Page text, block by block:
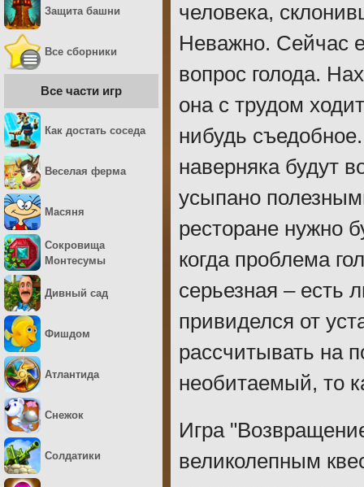
человека,
Неважно. Сейчас
вопрос голода.
она с трудом
нибудь
наверняка будут
усыпано
ресторане нужно
когда проблема
серьезная – есть
привиделся от
рассчитывать на
необитаемый, то
Игра
великолепным
Защита башни
Все сборники
Все части игр
Как достать соседа
Веселая ферма
Масяня
Сокровища
Монтесумы
Дивный сад
Фишдом
Атлантида
Снежок
Солдатики